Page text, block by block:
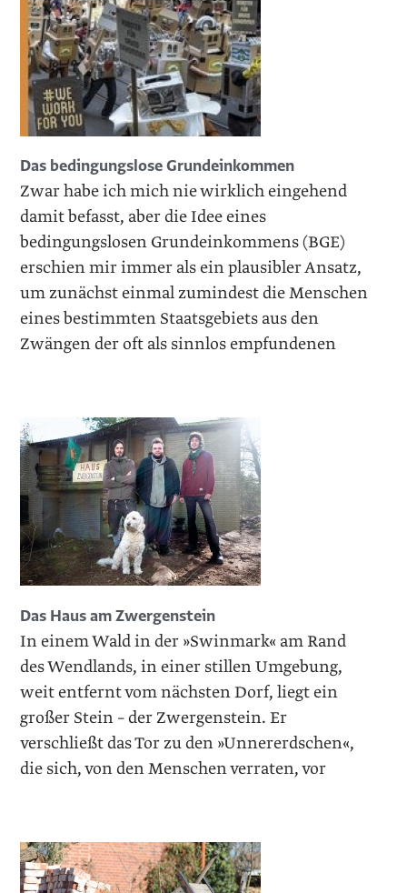
Das bedingungslose Grundeinkommen
Zwar habe ich mich nie wirklich eingehend
damit befasst, aber die Idee eines
bedingungslosen Grundeinkommens (BGE)
erschien mir immer als ein plausibler Ansatz,
um zunächst einmal zumindest die Menschen
eines bestimmten Staatsgebiets aus den
Zwängen der oft als sinnlos empfundenen
Das Haus am Zwergenstein
In einem Wald in der »Swinmark« am Rand
des Wendlands, in einer stillen Umgebung,
weit entfernt vom nächsten Dorf, liegt ein
großer Stein – der Zwergenstein. Er
verschließt das Tor zu den »Unner­erdschen«,
die sich, von den Menschen verraten, vor